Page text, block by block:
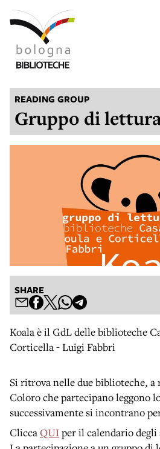
READING GROUP
Gruppo di
SHARE
Koala è il GdL delle biblioteche
Corticella - Luigi Fabbri
Si ritrova nelle due biblioteche, a
Coloro che partecipano leggono
successivamente si incontrano
CliccaQUIper il calendario